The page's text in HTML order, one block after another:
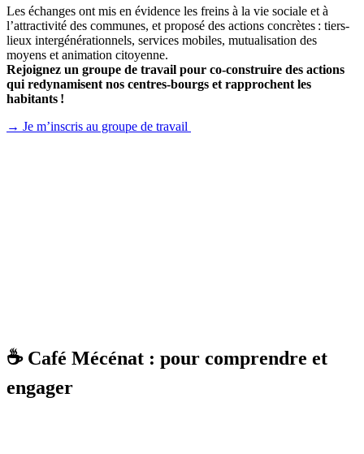
Les échanges ont mis en évidence les freins à la vie sociale et à
l’attractivité des communes, et proposé des actions concrètes : tiers-
lieux intergénérationnels, services mobiles, mutualisation des
moyens et animation citoyenne.
Rejoignez un groupe de travail pour co-construire des actions
qui redynamisent nos centres-bourgs et rapprochent les
habitants !
→ Je m’inscris au groupe de travail
☕ Café Mécénat : pour comprendre et
engager